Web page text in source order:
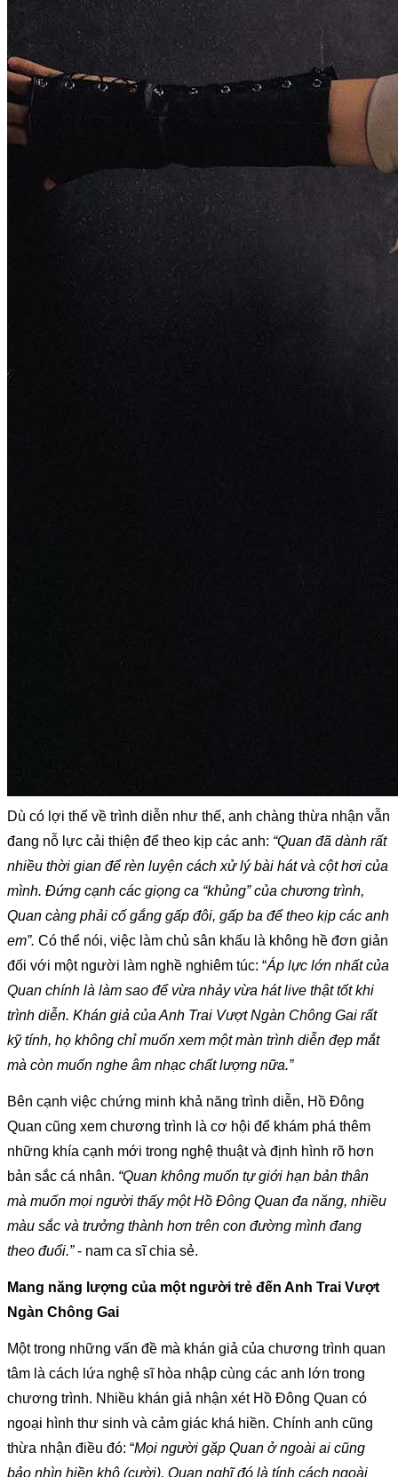
Dù có lợi thế về trình diễn như thế, anh chàng thừa nhận vẫn
đang nỗ lực cải thiện để theo kịp các anh: “Quan đã dành rất
nhiều thời gian để rèn luyện cách xử lý bài hát và cột hơi của
mình. Đứng cạnh các giọng ca “khủng” của chương trình,
Quan càng phải cố gắng gấp đôi, gấp ba để theo kịp các anh
em”. Có thể nói, việc làm chủ sân khấu là không hề đơn giản
đối với một người làm nghề nghiêm túc: “Áp lực lớn nhất của
Quan chính là làm sao để vừa nhảy vừa hát live thật tốt khi
trình diễn. Khán giả của Anh Trai Vượt Ngàn Chông Gai rất
kỹ tính, họ không chỉ muốn xem một màn trình diễn đẹp mắt
mà còn muốn nghe âm nhạc chất lượng nữa.”
Bên cạnh việc chứng minh khả năng trình diễn, Hồ Đông
Quan cũng xem chương trình là cơ hội để khám phá thêm
những khía cạnh mới trong nghệ thuật và định hình rõ hơn
bản sắc cá nhân. “Quan không muốn tự giới hạn bản thân
mà muốn mọi người thấy một Hồ Đông Quan đa năng, nhiều
màu sắc và trưởng thành hơn trên con đường mình đang
theo đuổi.” - nam ca sĩ chia sẻ.
Mang năng lượng của một người trẻ đến Anh Trai Vượt
Ngàn Chông Gai
Một trong những vấn đề mà khán giả của chương trình quan
tâm là cách lứa nghệ sĩ hòa nhập cùng các anh lớn trong
chương trình. Nhiều khán giả nhận xét Hồ Đông Quan có
ngoại hình thư sinh và cảm giác khá hiền. Chính anh cũng
thừa nhận điều đó: “Mọi người gặp Quan ở ngoài ai cũng
bảo nhìn hiền khô (cười). Quan nghĩ đó là tính cách ngoài